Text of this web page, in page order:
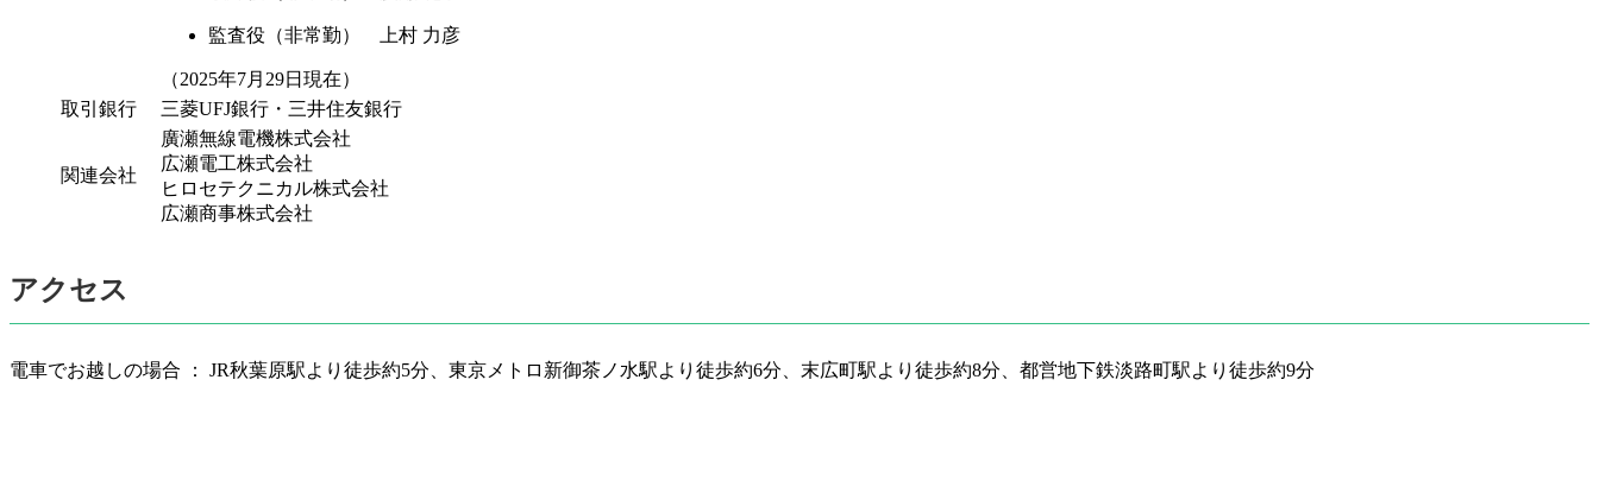
監査役（非常勤） 上村 力彦
（2025年7月29日現在）
取引銀行
三菱UFJ銀行・三井住友銀行
関連会社
廣瀬無線電機株式会社
広瀬電工株式会社
ヒロセテクニカル株式会社
広瀬商事株式会社
アクセス
電車でお越しの場合 ： JR秋葉原駅より徒歩約5分、東京メトロ新御茶ノ水駅より徒歩約6分、末広町駅より徒歩約8分、都営地下鉄淡路町駅より徒歩約9分